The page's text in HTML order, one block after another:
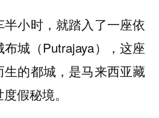
小时，就踏入了一座依
城（Putrajaya），这座
的都城，是马来西亚藏
假秘境。